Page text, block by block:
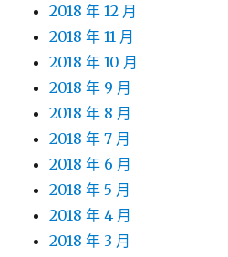
2018 年 12 月
2018 年 11 月
2018 年 10 月
2018 年 9 月
2018 年 8 月
2018 年 7 月
2018 年 6 月
2018 年 5 月
2018 年 4 月
2018 年 3 月